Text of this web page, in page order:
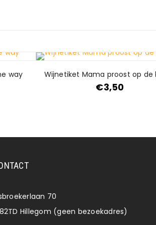
way Wijnetiket Mama proost op de
€3,50
70
Hillegom (geen bezoekadres)